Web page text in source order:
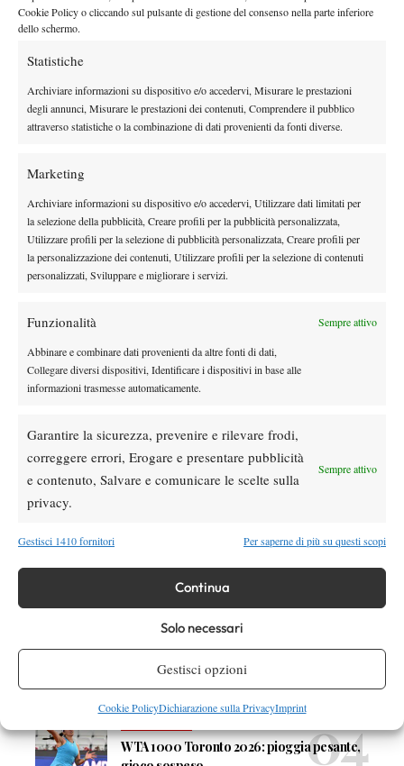
Cookie Policy o cliccando sul pulsante di gestione del consenso nella parte inferiore
dello schermo.
Statistiche
Archiviare informazioni su dispositivo e/o accedervi, Misurare le prestazioni
degli annunci, Misurare le prestazioni dei contenuti, Comprendere il pubblico
attraverso statistiche o la combinazione di dati provenienti da fonti diverse.
Marketing
Archiviare informazioni su dispositivo e/o accedervi, Utilizzare dati limitati per
la selezione della pubblicità, Creare profili per la pubblicità personalizzata,
Utilizzare profili per la selezione di pubblicità personalizzata, Creare profili per
la personalizzazione dei contenuti, Utilizzare profili per la selezione di contenuti
personalizzati, Sviluppare e migliorare i servizi.
Funzionalità Sempre attivo
Abbinare e combinare dati provenienti da altre fonti di dati,
Collegare diversi dispositivi, Identificare i dispositivi in base alle
informazioni trasmesse automaticamente.
Garantire la sicurezza, prevenire e rilevare frodi,
correggere errori, Erogare e presentare pubblicità
e contenuto, Salvare e comunicare le scelte sulla
privacy.
Sempre attivo
Gestisci 1410 fornitori Per saperne di più su questi scopi
Continua
Solo necessari
Gestisci opzioni
Cookie PolicyDichiarazione sulla PrivacyImprint
giocargli un po’ più alto, in modo che potesse salire sulla palla.
non solo il Sinner campione, ma anche il lato umano di Jannik:
Sta scrivendo record su record, milioni di persone vogliono
una foto con lui ma lui resta una persona semplice.Mi saluta
sempre in modo gentile, si interessa a quello che faccio e mi fa
riferimento come lui per confrontarmi”.
Primo Piano
Atp News
Masters 1000 Montreal 2026: programma,
orario e ordine di gioco venerdì 7 agosto.
rimonta Shang e vola agli ottavi
News
Masters 1000 Montreal 2026: medical time
out per Shang contro Darderi
WTA 1000 Toronto 2026: pioggia pesante,